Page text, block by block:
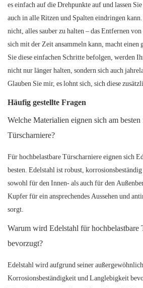
es einfach auf die Drehpunkte auf und lassen
auch in alle Ritzen und Spalten eindringen kann.
nicht, alles sauber zu halten – das Entfernen
sich mit der Zeit ansammeln kann, macht einen
Sie diese einfachen Schritte befolgen, werden
nicht nur länger halten, sondern sich auch
Glauben Sie mir, es lohnt sich, sich diese
Häufig gestellte Fragen
Welche Materialien eignen sich am
Türscharniere?
Für hochbelastbare Türscharniere eignen sich
besten. Edelstahl ist robust,
sowohl für den Innen- als auch für den
Kupfer für ein ansprechendes Aussehen und
sorgt.
Warum wird Edelstahl für hochbelastbare
bevorzugt?
Edelstahl wird aufgrund seiner
Korrosionsbeständigkeit und Langlebigkeit